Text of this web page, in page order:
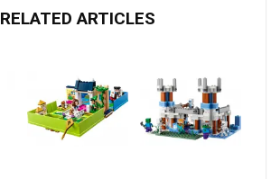
RELATED ARTICLES